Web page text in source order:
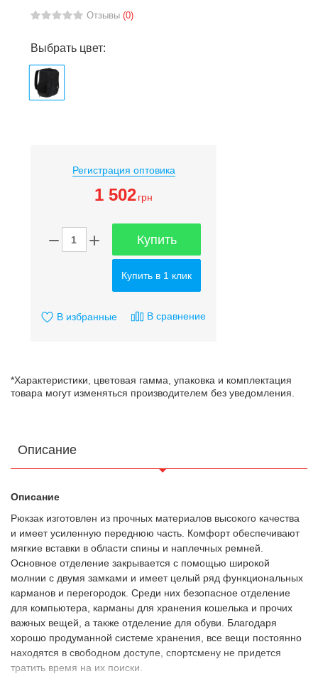
Отзывы (0)
Выбрать цвет:
Регистрация оптовика
1 502 грн
Купить
Купить в 1 клик
В избранные В сравнение
*Характеристики, цветовая гамма, упаковка и комплектация
товара могут изменяться производителем без уведомления.
Описание
Описание
Рюкзак изготовлен из прочных материалов высокого качества
и имеет усиленную переднюю часть. Комфорт обеспечивают
мягкие вставки в области спины и наплечных ремней.
Основное отделение закрывается с помощью широкой
молнии с двумя замками и имеет целый ряд функциональных
карманов и перегородок. Среди них безопасное отделение
для компьютера, карманы для хранения кошелька и прочих
важных вещей, а также отделение для обуви. Благодаря
хорошо продуманной системе хранения, все вещи постоянно
находятся в свободном доступе, спортсмену не придется
тратить время на их поиски.